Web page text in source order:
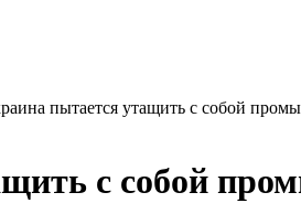
пытается утащить с собой
с собой